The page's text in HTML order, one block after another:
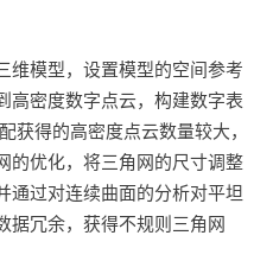
维模型，设置模型的空间参考
高密度数字点云，构建数字表
获得的高密度点云数量较大，
的优化，将三角网的尺寸调整
通过对连续曲面的分析对平坦
据冗余，获得不规则三角网